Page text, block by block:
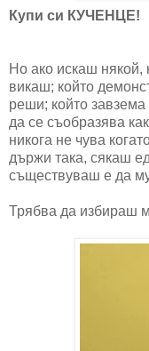
Купи си КУЧЕНЦЕ!
Но ако искаш някой,
викаш; който
реши; който
да се съобразява
никога не чува
държи така, сякаш
съществуваш е да
Трябва да избираш